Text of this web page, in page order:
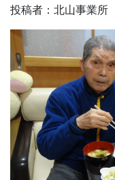
投稿者：北山事業所